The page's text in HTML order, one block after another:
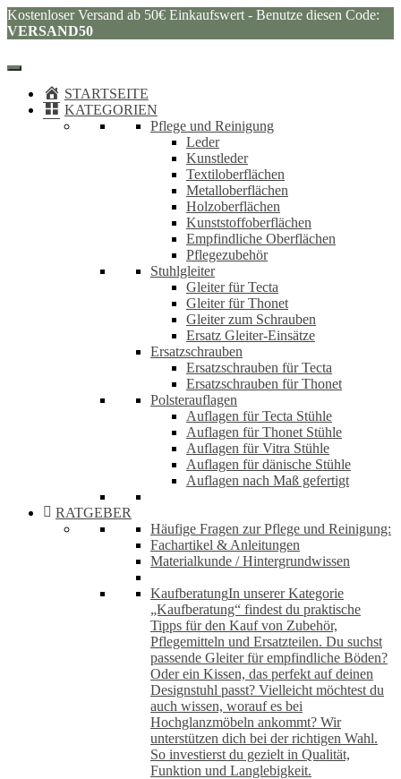
Kostenloser Versand ab 50€ Einkaufswert - Benutze diesen Code:
VERSAND50
STARTSEITE
KATEGORIEN
Pflege und Reinigung
Leder
Kunstleder
Textiloberflächen
Metalloberflächen
Holzoberflächen
Kunststoffoberflächen
Empfindliche Oberflächen
Pflegezubehör
Stuhlgleiter
Gleiter für Tecta
Gleiter für Thonet
Gleiter zum Schrauben
Ersatz Gleiter-Einsätze
Ersatzschrauben
Ersatzschrauben für Tecta
Ersatzschrauben für Thonet
Polsterauflagen
Auflagen für Tecta Stühle
Auflagen für Thonet Stühle
Auflagen für Vitra Stühle
Auflagen für dänische Stühle
Auflagen nach Maß gefertigt
RATGEBER
Häufige Fragen zur Pflege und Reinigung:
Fachartikel & Anleitungen
Materialkunde / Hintergrundwissen
KaufberatungIn unserer Kategorie
„Kaufberatung“ findest du praktische
Tipps für den Kauf von Zubehör,
Pflegemitteln und Ersatzteilen. Du suchst
passende Gleiter für empfindliche Böden?
Oder ein Kissen, das perfekt auf deinen
Designstuhl passt? Vielleicht möchtest du
auch wissen, worauf es bei
Hochglanzmöbeln ankommt? Wir
unterstützen dich bei der richtigen Wahl.
So investierst du gezielt in Qualität,
Funktion und Langlebigkeit.